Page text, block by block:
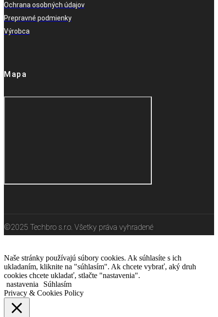
Ochrana osobných údajov
Prepravné podmienky
Výrobca
Mapa
©2025 Techbro s.r.o. Všetky práva vyhradené
Naše stránky používajú súbory cookies. Ak súhlasíte s ich
ukladaním, kliknite na "súhlasím". Ak chcete vybrať, aký druh
cookies chcete ukladať, stlačte "nastavenia".
nastavenia
Súhlasím
Privacy & Cookies Policy